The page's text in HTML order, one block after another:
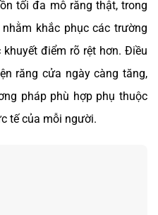
tối đa mô răng thật, trong
khắc phục các trường
điểm rõ rệt hơn. Điều
răng cửa ngày càng tăng,
pháp phù hợp phụ thuộc
tế của mỗi người.